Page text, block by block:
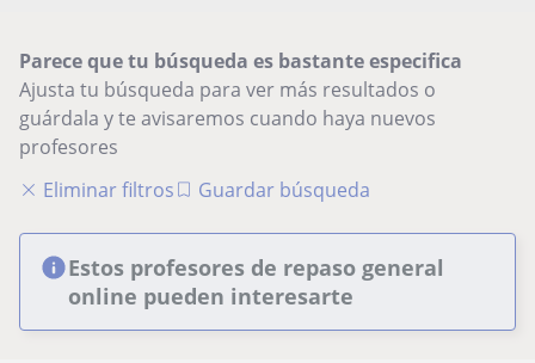
Parece que tu búsqueda es bastante especifica
Ajusta tu búsqueda para ver más resultados o
guárdala y te avisaremos cuando haya nuevos
profesores
Eliminar filtros
Guardar búsqueda
Estos profesores de repaso general
online pueden interesarte